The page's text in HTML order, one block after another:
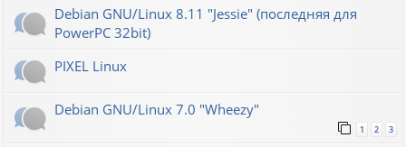
Debian GNU/Linux 8.11 "Jessie" (последняя для
PowerPC 32bit)
PIXEL Linux
Debian GNU/Linux 7.0 "Wheezy"
1 2 3